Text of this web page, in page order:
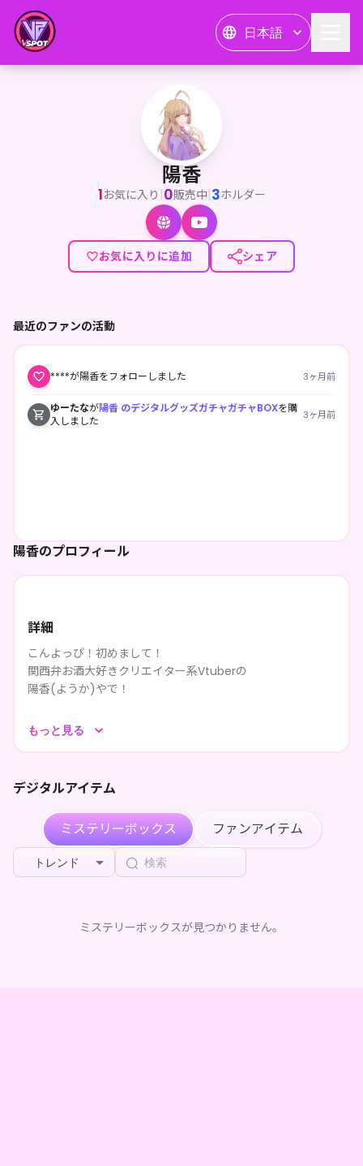
日本語
陽香
<p>こんよっぴ！初めまして！</p><p>関西弁お酒大好き
陽香
1お気に入り |0販売中|3ホルダー
お気に入りに追加 シェア
陽香のプロフィール
詳細
こんよっぴ！初めまして！
関西弁お酒大好きクリエイター系Vtuberの
陽香(ようか)やで！
ゲームしたりお酒飲みながら雑談したり
ぜひ一緒にお酒飲もー！会いに来てな！
もっと見る
デジタルアイテム
ミステリーボックス ファンアイテム
トレンド
ミステリーボックスが見つかりません。
最近のファンの活動
****が陽香をフォローしました 3ヶ月前
ゆーたなが陽香 のデジタルグッズガチャガチャBOXを購
入しました
3ヶ月前